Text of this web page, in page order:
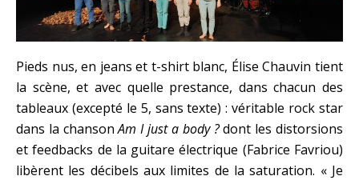
Pieds nus, en jeans et t-shirt blanc, Élise Chauvin tient
la scène, et avec quelle prestance, dans chacun des
tableaux (excepté le 5, sans texte) : véritable rock star
dans la chansonAm I just a body ?dont les distorsions
et feedbacks de la guitare électrique (Fabrice Favriou)
libèrent les décibels aux limites de la saturation. « Je